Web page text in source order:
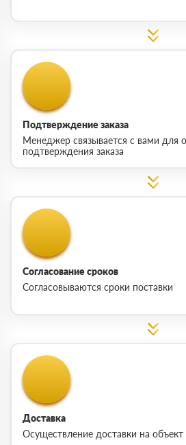
Подтверждение заказа
Менеджер связывается с вами для
подтверждения заказа
Согласование сроков
Согласовываются сроки поставки
Доставка
Осуществление доставки на